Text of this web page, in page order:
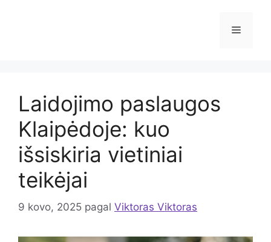
Meniu
Laidojimo paslaugos
Klaipėdoje: kuo
išsiskiria vietiniai
teikėjai
9 kovo, 2025 pagal Viktoras Viktoras